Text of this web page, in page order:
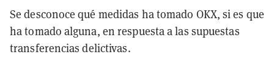
Se desconoce qué medidas ha tomado OKX, si es que
ha tomado alguna, en respuesta a las supuestas
transferencias delictivas.